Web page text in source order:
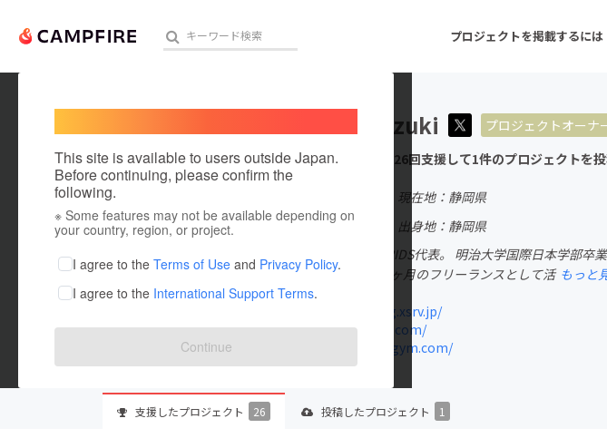
プロジェクトを掲載するには
人気のプロジェクト 注目のリターン 注目の新着プロジ
アート・写真 音楽
テクノロジー・ガジェット
ゲーム・サービス開発
映像・映画
ビジネス・起業
まちづくり・地域活性化
This site is available to users outside Japan.
Before continuing, please confirm the
following.
※ Some features may not be available depending on
your country, region, or project.
I agree to the Terms of Use and Privacy Policy.
I agree to the International Support Terms.
Continue
Taro Suzuki
プロジェクトオーナ
これまでに26回支援して1件のプロジェクトを
現在地：静岡県
出身国：日本
出身地：静岡県
株式会社MIGRIDS代表。 明治大学国際日本学部
において1年3ヶ月のフリーランスとして活 もっと
suzutarog.xsrv.jp/
gobanchi.com/
element-gym.com/
支援したプロジェクト 26 投稿したプロジェクト 1